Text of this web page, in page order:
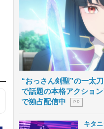
“おっさん剣聖”の一太
で話題の本格アクショ
で独占配信中
P R
キタ